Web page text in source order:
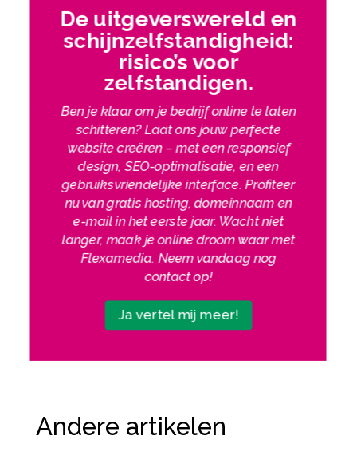
De uitgeverswereld en
schijnzelfstandigheid:
risico’s voor
zelfstandigen.​
Ben je klaar om je bedrijf online te laten
schitteren? Laat ons jouw perfecte
website creëren – met een responsief
design, SEO-optimalisatie, en een
gebruiksvriendelijke interface. Profiteer
nu van gratis hosting, domeinnaam en
e-mail in het eerste jaar. Wacht niet
langer, maak je online droom waar met
Flexamedia. Neem vandaag nog
contact op!
Ja vertel mij meer!
Andere artikelen